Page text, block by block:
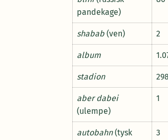
pandekage)
shabab (ven) 2
album
stadion 298
aber dabei
(ulempe)
1
autobahn(tysk
3